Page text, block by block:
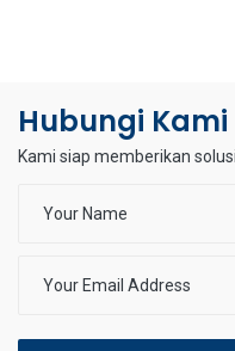
Hubungi Kami
Kami siap memberikan solusi